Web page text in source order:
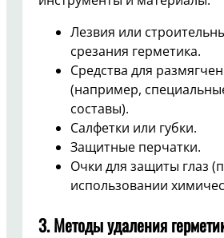
Лезвия или
срезания герметика.
Средства для
(например,
составы).
Салфетки или губки.
Защитные перчатки.
Очки для защиты глаз
использовании
3. Методы удаления